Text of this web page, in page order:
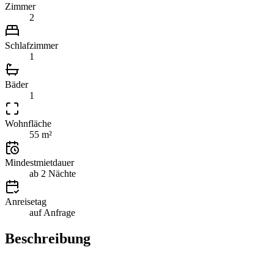
Zimmer
2
Schlafzimmer
1
Bäder
1
Wohnfläche
55 m²
Mindestmietdauer
ab 2 Nächte
Anreisetag
auf Anfrage
Beschreibung